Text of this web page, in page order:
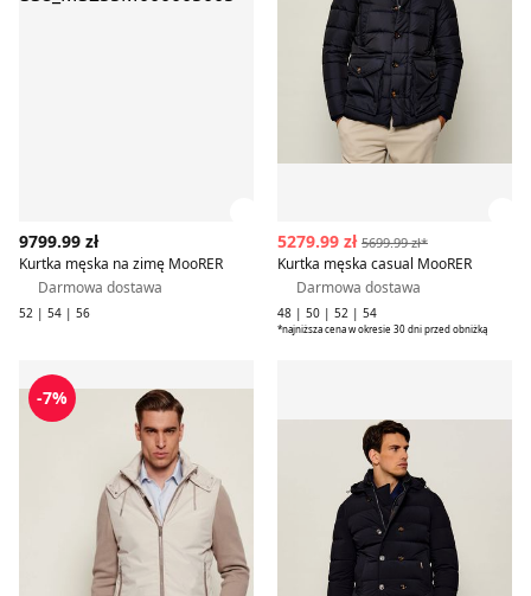
9799.99 zł
Kurtka męska na zimę MooRER
Darmowa dostawa
52 | 54 | 56
5279.99 zł 5699.99 zł*
Kurtka męska casual MooRER
Darmowa dostawa
48 | 50 | 52 | 54
*najniższa cena w okresie 30 dni przed obniżką
Kamizelka męska na jesień MooRER
-7%